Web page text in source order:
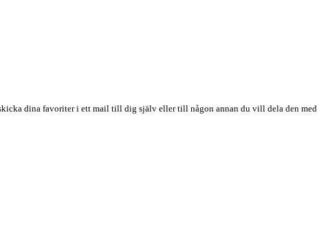
dina favoriter i ett mail till dig själv eller till någon annan du vill dela den med.